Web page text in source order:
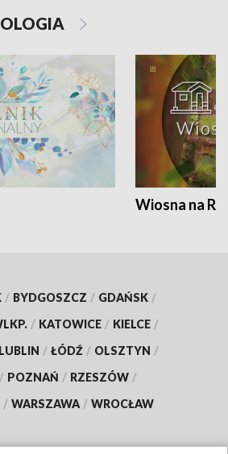
Wiosna na
/ BYDGOSZCZ / GDAŃSK /
/ KATOWICE / KIELCE /
LUBLIN / ŁÓDŹ / OLSZTYN /
/ POZNAŃ / RZESZÓW /
/ WARSZAWA / WROCŁAW